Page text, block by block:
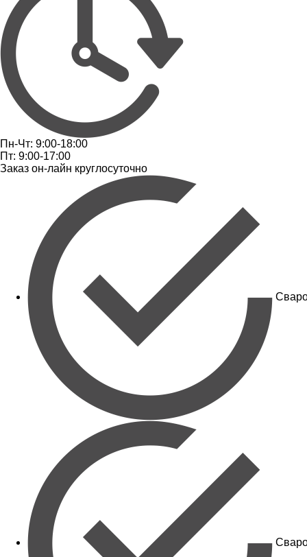
Пн-Чт: 9:00-18:00
Пт: 9:00-17:00
Заказ он-лайн круглосуточно